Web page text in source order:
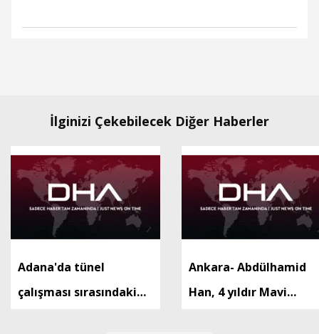
İlginizi Çekebilecek Diğer Haberler
Adana'da tünel
çalışması sırasındaki
Ankara- Abdülhamid
Han, 4 yıldır Mavi